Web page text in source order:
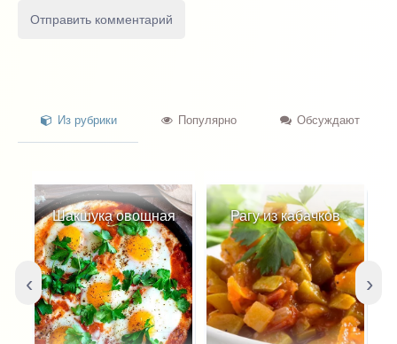
Из рубрики Популярно Обсуждают
Шакшука овощная Рагу из кабачков
‹ ›